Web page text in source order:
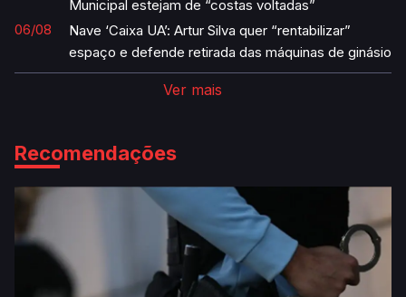
Municipal estejam de “costas voltadas”
06/08
Nave ‘Caixa UA’: Artur Silva quer “rentabilizar”
espaço e defende retirada das máquinas de ginásio
Ver mais
Recomendações